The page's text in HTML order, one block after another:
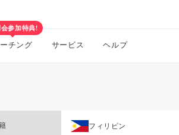
参加特典!
チング サービス ヘルプ
フィリピン